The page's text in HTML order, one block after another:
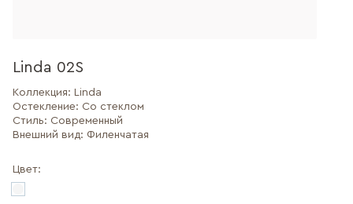
Linda 02S
Коллекция: Linda
Остекление: Со стеклом
Стиль: Современный
Внешний вид: Филенчатая
Цвет: